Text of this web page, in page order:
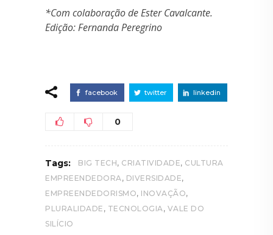
*Com colaboração de Ester Cavalcante.
Edição: Fernanda Peregrino
facebook twitter linkedin
0
Tags: BIG TECH, CRIATIVIDADE, CULTURA
EMPREENDEDORA , DIVERSIDADE,
EMPREENDEDORISMO, INOVAÇÃO,
PLURALIDADE , TECNOLOGIA , VALE DO
SILÍCIO